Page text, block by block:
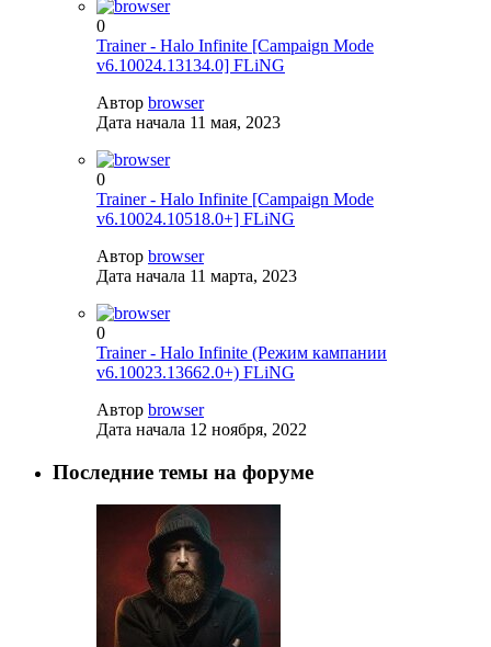
0
Trainer - Halo Infinite [Campaign Mode
v6.10024.13134.0] FLiNG
Автор browser
Дата начала 11 мая, 2023
0
Trainer - Halo Infinite [Campaign Mode
v6.10024.10518.0+] FLiNG
Автор browser
Дата начала 11 марта, 2023
0
Trainer - Halo Infinite (Режим кампании
v6.10023.13662.0+) FLiNG
Автор browser
Дата начала 12 ноября, 2022
Последние темы на форуме